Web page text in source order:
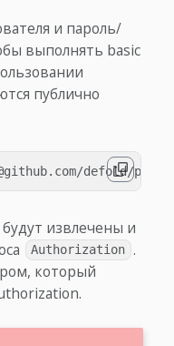
и пароль/
выполнять basic
публично
будут извлечены и
Authorization .
который